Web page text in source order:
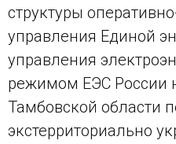
структуры
управления Единой
управления
режимом ЕЭС России
Тамбовской области
экстерриториально